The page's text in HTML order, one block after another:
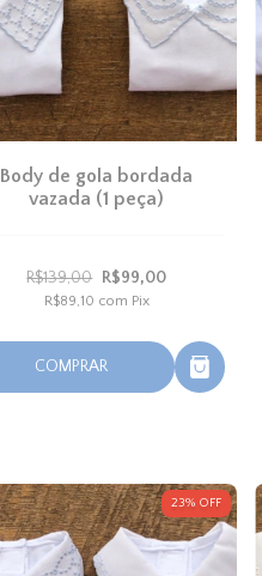
Body de gola bordada
vazada (1 peça)
R$139,00 R$99,00
R$89,10 com Pix
COMPRAR
23% OFF